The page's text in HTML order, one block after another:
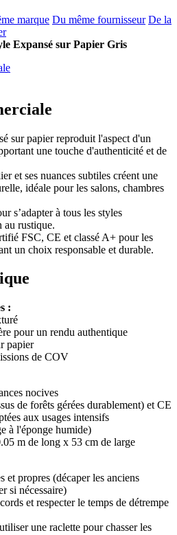
marque Du même fournisseur De la
Expansé sur Papier Gris
sur papier reproduit l'aspect d'un
une touche d'authenticité et de
et ses nuances subtiles créent une
idéale pour les salons, chambres
s’adapter à tous les styles
au rustique.
FSC, CE et classé A+ pour les
un choix responsable et durable.
:
pour un rendu authentique
papier
de COV
nocives
de forêts gérées durablement) et CE
aux usages intensifs
à l'éponge humide)
m de long x 53 cm de large
et propres (décaper les anciens
si nécessaire)
et respecter le temps de détrempe
une raclette pour chasser les